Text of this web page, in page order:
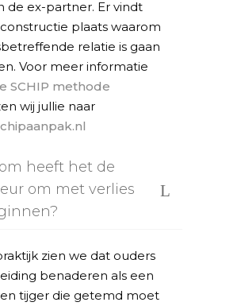
de ex-partner. Er vindt
plaats waarom
relatie is gaan
Voor meer informatie
SCHIP methode
wij jullie naar
heeft het de
om met verlies
zien we dat ouders
benaderen als een
tijger die getemd moet